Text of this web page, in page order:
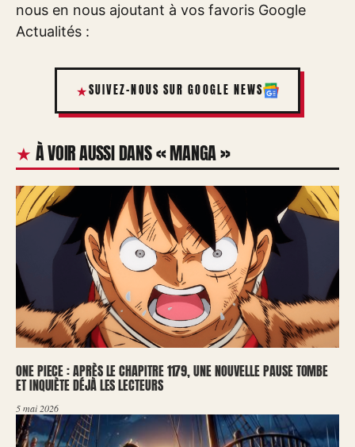
nous en nous ajoutant à vos favoris Google
Actualités :
SUIVEZ-NOUS SUR GOOGLE NEWS
À VOIR AUSSI DANS « MANGA »
ONE PIECE : APRÈS LE CHAPITRE 1179, UNE NOUVELLE PAUSE TOMBE
ET INQUIÈTE DÉJÀ LES LECTEURS
5 mai 2026